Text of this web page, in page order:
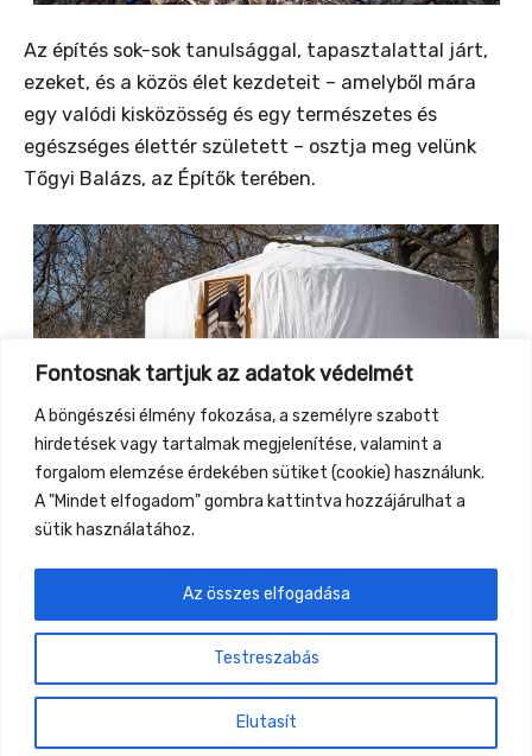
Fontosnak tartjuk az adatok védelmét
A böngészési élmény fokozása, a személyre szabott
hirdetések vagy tartalmak megjelenítése, valamint a
forgalom elemzése érdekében sütiket (cookie) használunk.
A "Mindet elfogadom" gombra kattintva hozzájárulhat a
sütik használatához.
Testreszabás
Elutasít
Az összes elfogadása
Az építés sok-sok tanulsággal, tapasztalattal járt,
ezeket, és a közös élet kezdeteit – amelyből mára
egy valódi kisközösség és egy természetes és
egészséges élettér született – osztja meg velünk
Tőgyi Balázs, az Építők terében.
Previous Event
Gyüttment Találkozó, 2026. augusztus 27-30.,
Csobánkapuszta